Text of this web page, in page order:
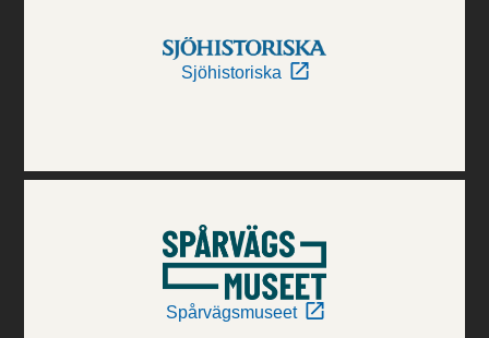
Sjöhistoriska
Spårvägsmuseet